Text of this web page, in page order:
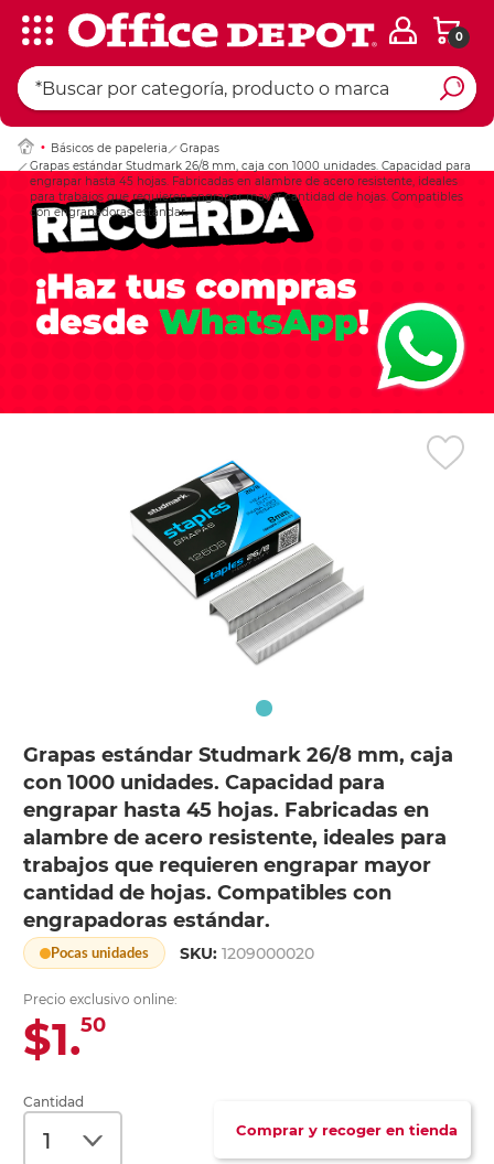
0
Básicos de papeleria
Grapas
Grapas estándar Studmark 26/8 mm, caja con 1000 unidades. Capacidad para
engrapar hasta 45 hojas. Fabricadas en alambre de acero resistente, ideales
para trabajos que requieren engrapar mayor cantidad de hojas. Compatibles
con engrapadoras estándar.
Grapas estándar Studmark 26/8 mm, caja
con 1000 unidades. Capacidad para
engrapar hasta 45 hojas. Fabricadas en
alambre de acero resistente, ideales para
trabajos que requieren engrapar mayor
cantidad de hojas. Compatibles con
engrapadoras estándar.
Pocas unidades SKU:1209000020
Precio exclusivo online:
$1.50
Cantidad
Comprar y recoger en tienda
Ingresar Codigo